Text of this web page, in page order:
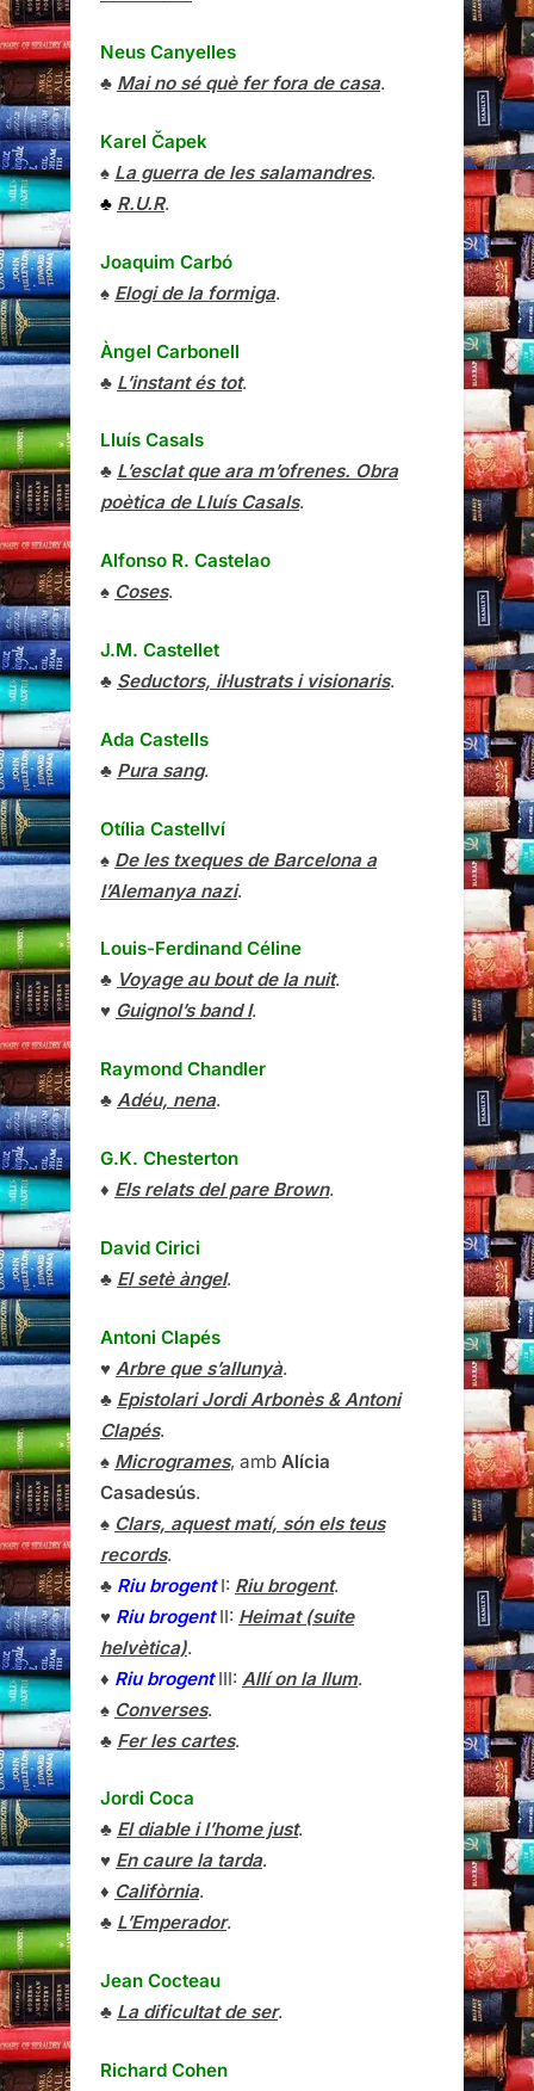
Neus Canyelles
♣ Mai no sé què fer fora de casa.
Karel Čapek
♠ La guerra de les salamandres.
♣ R.U.R.
Joaquim Carbó
♠ Elogi de la formiga.
Àngel Carbonell
♣ L’instant és tot.
Lluís Casals
♣ L’esclat que ara m’ofrenes. Obra
poètica de Lluís Casals.
Alfonso R. Castelao
♠ Coses.
J.M. Castellet
♣ Seductors, il·lustrats i visionaris.
Ada Castells
♣ Pura sang.
Otília Castellví
♠ De les txeques de Barcelona a
l’Alemanya nazi.
Louis-Ferdinand Céline
♣ Voyage au bout de la nuit.
♥ Guignol’s band I.
Raymond Chandler
♣ Adéu, nena.
G.K. Chesterton
♦ Els relats del pare Brown.
David Cirici
♣ El setè àngel.
Antoni Clapés
♥ Arbre que s’allunyà.
♣ Epistolari Jordi Arbonès & Antoni
Clapés.
♠ Microgrames, amb Alícia
Casadesús.
♠ Clars, aquest matí, són els teus
records.
♣ Riu brogentI: Riu brogent.
♥ Riu brogentII: Heimat (suite
helvètica).
♦ Riu brogentIII: Allí on la llum.
♠ Converses.
♣ Fer les cartes.
Jordi Coca
♣ El diable i l’home just.
♥ En caure la tarda.
♦ Califòrnia.
♣ L’Emperador.
Jean Cocteau
♣ La dificultat de ser.
Richard Cohen